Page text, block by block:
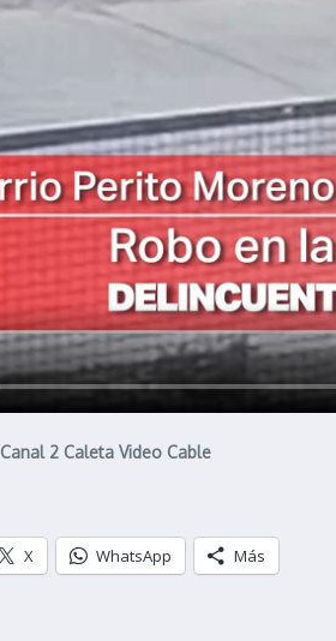
Canal 2 Caleta Video Cable
X WhatsApp Más